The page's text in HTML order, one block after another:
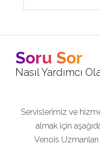
Soru Sor
Nasıl Yardımcı
Servislerimiz ve
almak için
Venois